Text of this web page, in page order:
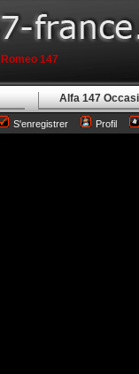
147
Alfa 147
S'enregistrer Profil